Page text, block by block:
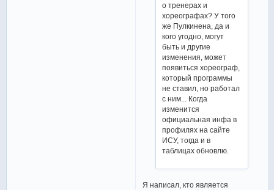
о тренерах и
хореографах? У того
же Пулкинена, да и
кого угодно, могут
быть и другие
изменения, может
появиться хореограф,
который программы
не ставил, но работал
с ним... Когда
изменится
официальная инфа в
профилях на сайте
ИСУ, тогда и в
таблицах обновлю.
Я написал, кто является